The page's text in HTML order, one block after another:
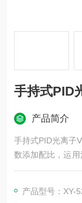
手持式PID
产品简介
手持式PID光离子
数添加配比，运用
值和mg/m3转换
产品型号：XY-